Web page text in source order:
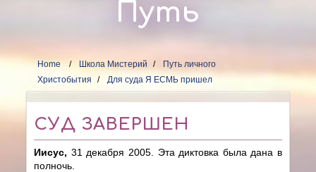
Путь
Home Школа Мистерий
Путь личного
Христобытия
Для суда Я ЕСМЬ пришел
СУД ЗАВЕРШЕН
Иисус, 31 декабря 2005. Эта диктовка была дана в
полночь.